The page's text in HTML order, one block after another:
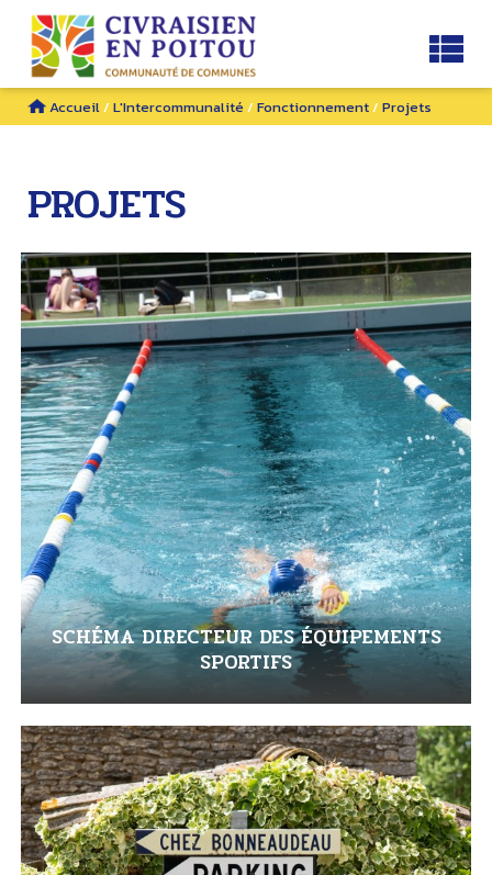
Accueil/ L'Intercommunalité/ Fonctionnement/ Projets
PROJETS
SCHÉMA DIRECTEUR DES ÉQUIPEMENTS
SPORTIFS